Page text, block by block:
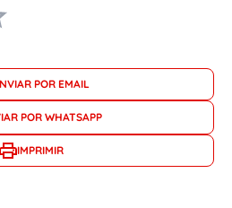
POR EMAIL
POR WHATSAPP
IMPRIMIR